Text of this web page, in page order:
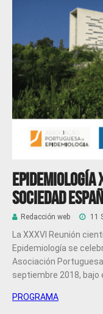
Epidemiología
Sociedad
Redacción web 11
La XXXVI Reunión
Epidemiología se
Asociación
septiembre 2018, bajo
PROGRAMA